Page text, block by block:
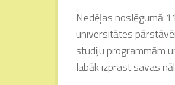
Nedēļas noslēgumā
universitātes
studiju programmām
labāk izprast savas